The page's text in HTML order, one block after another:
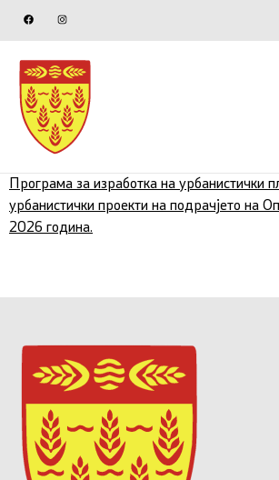
Програма за изработка на урбанистички
урбанистички проекти на подрачјето на
2026 година.